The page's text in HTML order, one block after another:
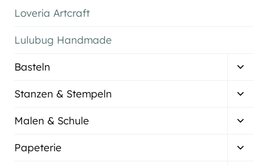
Loveria Artcraft
Lulubug Handmade
Basteln
Stanzen & Stempeln
Malen & Schule
Papeterie